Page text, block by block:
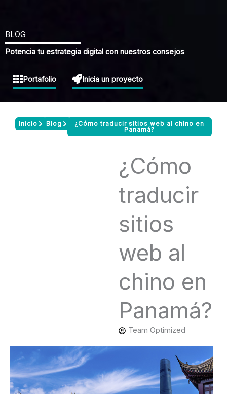
BLOG
Potencia tu estrategia digital con nuestros consejos
Portafolio Inicia un proyecto
Inicio Blog
¿Cómo traducir sitios web al chino en
Panamá?
¿Cómo
traducir
sitios
web al
chino en
Panamá?
Team Optimized